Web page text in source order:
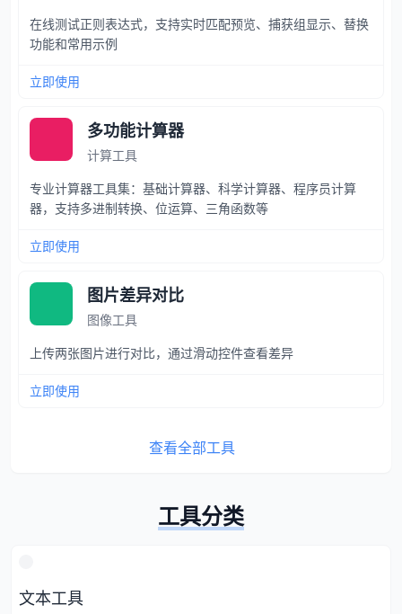
在线测试正则表达式，支持实时匹配预览、捕获组显示、替换
功能和常用示例
立即使用
多功能计算器
计算工具
专业计算器工具集：基础计算器、科学计算器、程序员计算
器，支持多进制转换、位运算、三角函数等
立即使用
图片差异对比
图像工具
上传两张图片进行对比，通过滑动控件查看差异
立即使用
查看全部工具
工具分类
文本工具